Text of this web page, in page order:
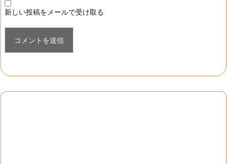
新しい投稿をメールで受け取る